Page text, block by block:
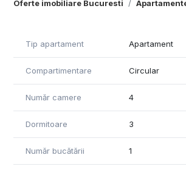
Oferte imobiliare Bucuresti
* Apartament foarte spatios si bine
* Boxa pentru depozitare
* partial renovat
Dotari si imbunatatiri:
✔ Tamplarie termopan
✔ Centrala termica proprie
✔ Spatii luminoase, ideale pentru familie
Tip apartament Apartament
Compartimentare Circular
Număr camere 4
Dormitoare 3
Număr bucătării 1